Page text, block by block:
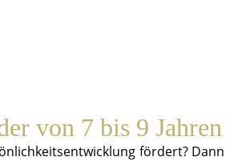
von 7 bis 9 Jahren
fördert? Dann